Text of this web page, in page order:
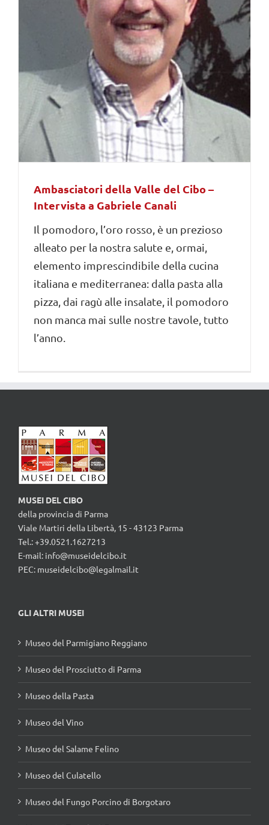
Ambasciatori della Valle del Cibo –
Intervista a Gabriele Canali
Il pomodoro, l’oro rosso, è un prezioso
alleato per la nostra salute e, ormai,
elemento imprescindibile della cucina
italiana e mediterranea: dalla pasta alla
pizza, dai ragù alle insalate, il pomodoro
non manca mai sulle nostre tavole, tutto
l’anno.
MUSEI DEL CIBO
della provincia di Parma
Viale Martiri della Libertà, 15 - 43123 Parma
Tel.: +39.0521.1627213
E-mail: info@museidelcibo.it
PEC: museidelcibo@legalmail.it
GLI ALTRI MUSEI
Museo del Parmigiano Reggiano
Museo del Prosciutto di Parma
Museo della Pasta
Museo del Vino
Museo del Salame Felino
Museo del Culatello
Museo del Fungo Porcino di Borgotaro